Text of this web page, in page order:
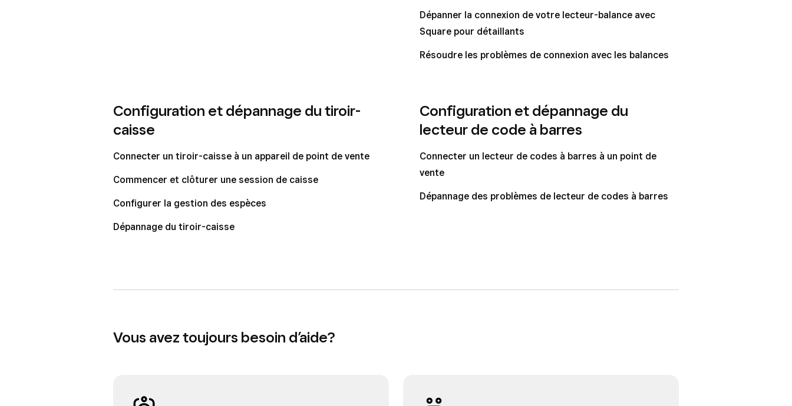
Dépanner la connexion de votre lecteur-balance avec
Square pour détaillants
Résoudre les problèmes de connexion avec les balances
Configuration et dépannage du tiroir-
caisse
Connecter un tiroir-caisse à un appareil de point de vente
Commencer et clôturer une session de caisse
Configurer la gestion des espèces
Dépannage du tiroir-caisse
Configuration et dépannage du
lecteur de code à barres
Connecter un lecteur de codes à barres à un point de
vente
Dépannage des problèmes de lecteur de codes à barres
Vous avez toujours besoin d’aide?